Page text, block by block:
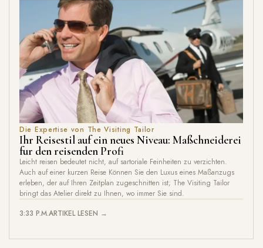
Die Expertise von The Visiting Tailor
Ihr Reisestil auf ein neues Niveau: Maßchneiderei
fur den reisenden Profi
Leicht reisen bedeutet nicht, auf sartoriale Feinheiten zu verzichten.
Auch auf einer kurzen Reise Können Sie den Luxus eines Maßanzugs
erleben, der auf Ihren Zeitplan zugeschnitten ist; The Visiting Tailor
bringt das Atelier direkt zu Ihnen, wo immer Sie sind.
3:33 P.M.ARTIKEL LESEN →